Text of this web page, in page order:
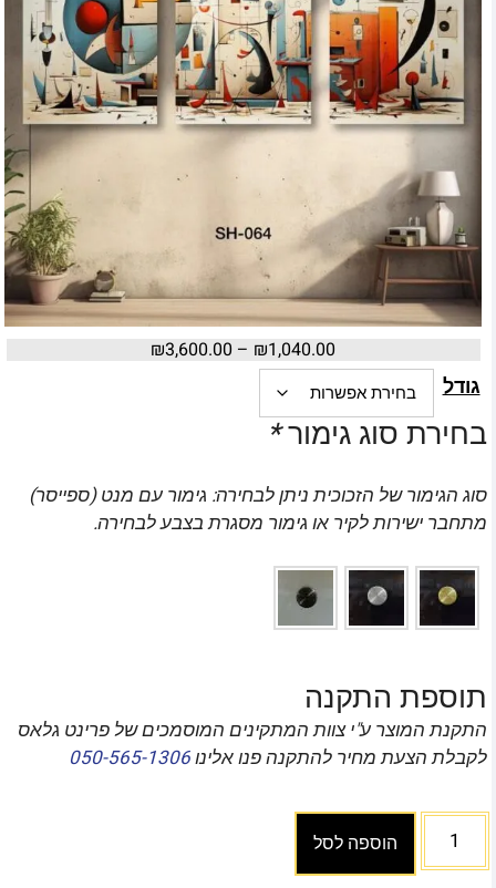
₪1,040.00
–
₪3,600.00
גודל
בחירת סוג גימור*
סוג הגימור של הזכוכית ניתן לבחירה: גימור עם מנט (ספייסר)
מתחבר ישירות לקיר או גימור מסגרת בצבע לבחירה.
תוספת התקנה
התקנת המוצר ע"י צוות המתקינים המוסמכים של פרינט גלאס
לקבלת הצעת מחיר להתקנה פנו אלינו050-565-1306
הוספה לסל